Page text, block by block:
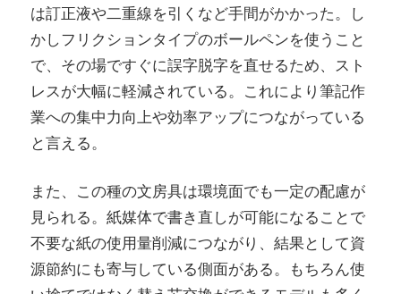
は訂正液や二重線を引くなど手間がかかった。し
かしフリクションタイプのボールペンを使うこと
で、その場ですぐに誤字脱字を直せるため、スト
レスが大幅に軽減されている。これにより筆記作
業への集中力向上や効率アップにつながっている
と言える。
また、この種の文房具は環境面でも一定の配慮が
見られる。紙媒体で書き直しが可能になることで
不要な紙の使用量削減につながり、結果として資
源節約にも寄与している側面がある。もちろん使